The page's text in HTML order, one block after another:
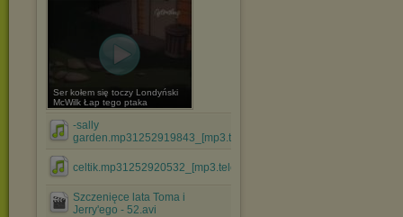
Ser kołem się toczy Londyński
McWilk Łap tego ptaka
-sally
garden.mp31252919843_[mp3.teledyski.info].mp3
celtik.mp31252920532_[mp3.teledyski.info].mp3
Szczenięce lata Toma i
Jerry'ego - 52.avi